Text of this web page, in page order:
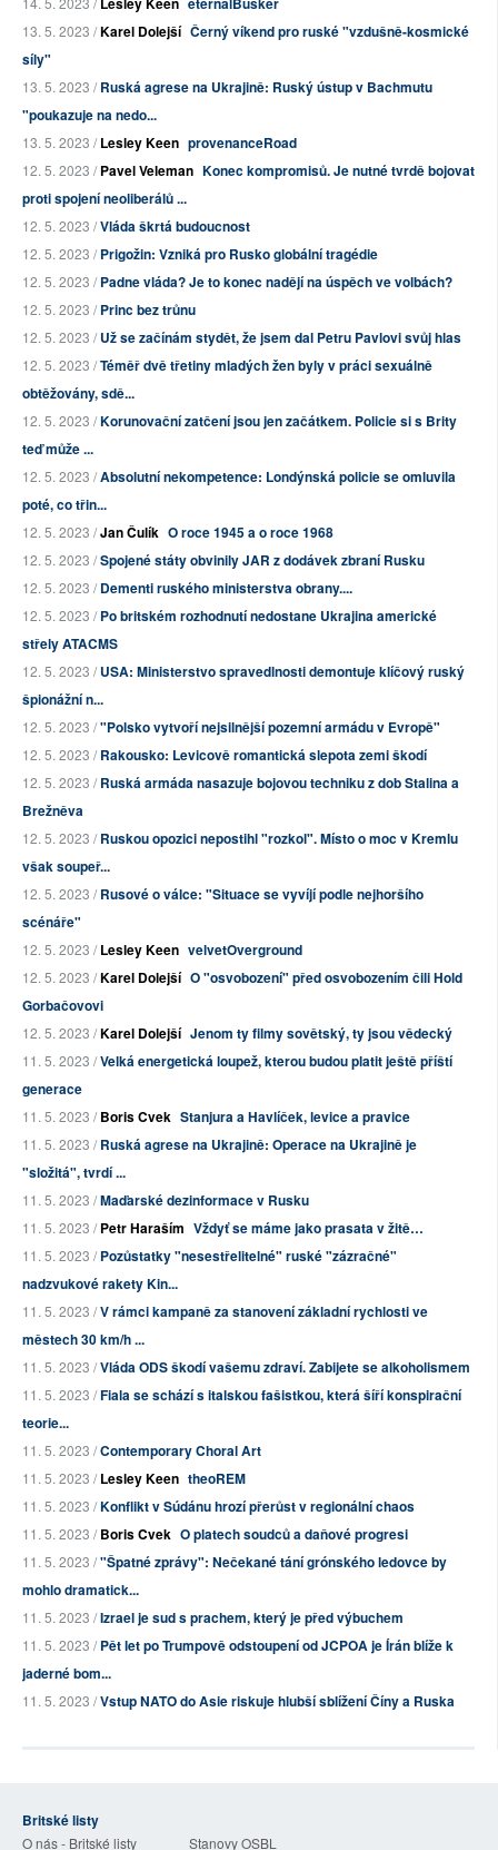
13. 5. 2023 /Karel Dolejší Černý víkend pro ruské "vzdušně-kosmické
síly"
13. 5. 2023 /Ruská agrese na Ukrajině: Ruský ústup v Bachmutu
"poukazuje na nedo...
13. 5. 2023 /Lesley Keen provenanceRoad
12. 5. 2023 /Pavel Veleman Konec kompromisů. Je nutné tvrdě bojovat
proti spojení neoliberálů ...
12. 5. 2023 /Vláda škrtá budoucnost
12. 5. 2023 /Prigožin: Vzniká pro Rusko globální tragédie
12. 5. 2023 /Padne vláda? Je to konec nadějí na úspěch ve volbách?
12. 5. 2023 /Princ bez trůnu
12. 5. 2023 /Už se začínám stydět, že jsem dal Petru Pavlovi svůj hlas
12. 5. 2023 /Téměř dvě třetiny mladých žen byly v práci sexuálně
obtěžovány, sdě...
12. 5. 2023 /Korunovační zatčení jsou jen začátkem. Policie si s Brity
teď může ...
12. 5. 2023 /Absolutní nekompetence: Londýnská policie se omluvila
poté, co třin...
12. 5. 2023 /Jan Čulík O roce 1945 a o roce 1968
12. 5. 2023 /Spojené státy obvinily JAR z dodávek zbraní Rusku
12. 5. 2023 /Dementi ruského ministerstva obrany....
12. 5. 2023 /Po britském rozhodnutí nedostane Ukrajina americké
střely ATACMS
12. 5. 2023 /USA: Ministerstvo spravedlnosti demontuje klíčový ruský
špionážní n...
12. 5. 2023 /"Polsko vytvoří nejsilnější pozemní armádu v Evropě"
12. 5. 2023 /Rakousko: Levicově romantická slepota zemi škodí
12. 5. 2023 /Ruská armáda nasazuje bojovou techniku z dob Stalina a
Brežněva
12. 5. 2023 /Ruskou opozici nepostihl "rozkol". Místo o moc v Kremlu
však soupeř...
12. 5. 2023 /Rusové o válce: "Situace se vyvíjí podle nejhoršího
scénáře"
12. 5. 2023 /Lesley Keen velvetOverground
12. 5. 2023 /Karel Dolejší O "osvobození" před osvobozením čili Hold
Gorbačovovi
12. 5. 2023 /Karel Dolejší Jenom ty filmy sovětský, ty jsou vědecký
11. 5. 2023 /Velká energetická loupež, kterou budou platit ještě příští
generace
11. 5. 2023 /Boris Cvek Stanjura a Havlíček, levice a pravice
11. 5. 2023 /Ruská agrese na Ukrajině: Operace na Ukrajině je
"složitá", tvrdí ...
11. 5. 2023 /Maďarské dezinformace v Rusku
11. 5. 2023 /Petr Haraším Vždyť se máme jako prasata v žitě…
11. 5. 2023 /Pozůstatky "nesestřelitelné" ruské "zázračné"
nadzvukové rakety Kin...
11. 5. 2023 /V rámci kampaně za stanovení základní rychlosti ve
městech 30 km/h ...
11. 5. 2023 /Vláda ODS škodí vašemu zdraví. Zabijete se alkoholismem
11. 5. 2023 /Fiala se schází s italskou fašistkou, která šíří konspirační
teorie...
11. 5. 2023 /Contemporary Choral Art
11. 5. 2023 /Lesley Keen theoREM
11. 5. 2023 /Konflikt v Súdánu hrozí přerůst v regionální chaos
11. 5. 2023 /Boris Cvek O platech soudců a daňové progresi
11. 5. 2023 /"Špatné zprávy": Nečekané tání grónského ledovce by
mohlo dramatick...
11. 5. 2023 /Izrael je sud s prachem, který je před výbuchem
11. 5. 2023 /Pět let po Trumpově odstoupení od JCPOA je Írán blíže k
jaderné bom...
11. 5. 2023 /Vstup NATO do Asie riskuje hlubší sblížení Číny a Ruska
Britské listy
O nás - Britské listy Stanovy OSBL